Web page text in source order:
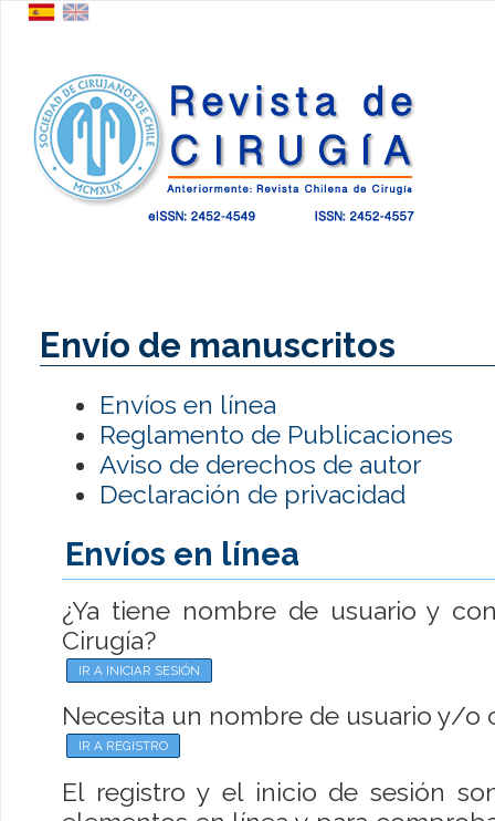
Envío de manuscritos
Envíos en línea
Reglamento de Publicaciones
Aviso de derechos de autor
Declaración de privacidad
Envíos en línea
¿Ya tiene nombre de usuario y
Cirugía?
IR A INICIAR SESIÓN
Necesita un nombre de usuario y/o
IR A REGISTRO
El registro y el inicio de sesión